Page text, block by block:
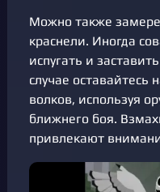
Можно также
краснели. Иногда
испугать и
случае оставайтесь
волков, используя
ближнего боя.
привлекают